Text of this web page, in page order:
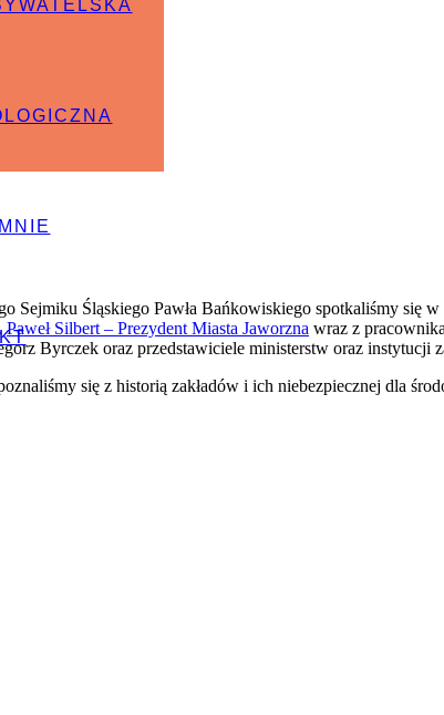
Sejmiku Śląskiego Pawła Bańkowiskiego spotkaliśmy się
Paweł Silbert – Prezydent Miasta Jaworzna wraz z
Byrczek oraz przedstawiciele ministerstw oraz instytucji
się z historią zakładów i ich niebezpiecznej dla